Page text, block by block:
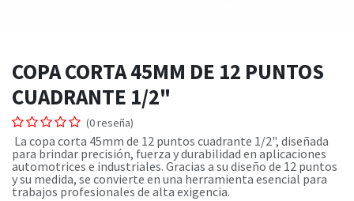
COPA CORTA 45MM DE 12 PUNTOS
CUADRANTE 1/2"
(0 reseña)
La copa corta 45mm de 12 puntos cuadrante 1/2", diseñada
para brindar precisión, fuerza y durabilidad en aplicaciones
automotrices e industriales. Gracias a su diseño de 12 puntos
y su medida, se convierte en una herramienta esencial para
trabajos profesionales de alta exigencia.